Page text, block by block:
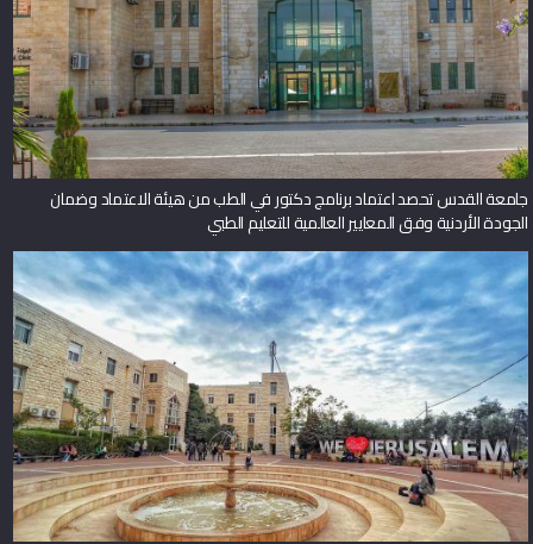
جامعة القدس تحصد اعتماد برنامج دكتور في الطب من هيئة الاعتماد وضمان
الجودة الأردنية وفق المعايير العالمية للتعليم الطبي